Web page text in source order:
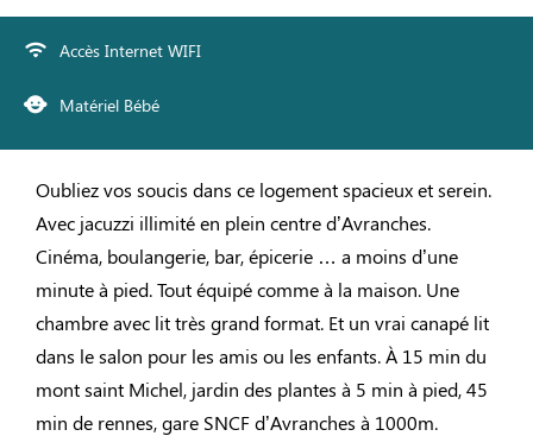
Accès Internet WIFI
Matériel Bébé
Oubliez vos soucis dans ce logement spacieux et serein.
Avec jacuzzi illimité en plein centre d’Avranches.
Cinéma, boulangerie, bar, épicerie … a moins d’une
minute à pied. Tout équipé comme à la maison. Une
chambre avec lit très grand format. Et un vrai canapé lit
dans le salon pour les amis ou les enfants. À 15 min du
mont saint Michel, jardin des plantes à 5 min à pied, 45
min de rennes, gare SNCF d’Avranches à 1000m.